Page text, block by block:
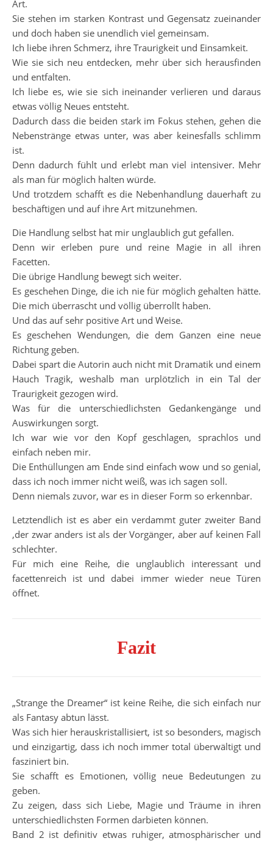
Art.
Sie stehen im starken Kontrast und Gegensatz zueinander
und doch haben sie unendlich viel gemeinsam.
Ich liebe ihren Schmerz, ihre Traurigkeit und Einsamkeit.
Wie sie sich neu entdecken, mehr über sich herausfinden
und entfalten.
Ich liebe es, wie sie sich ineinander verlieren und daraus
etwas völlig Neues entsteht.
Dadurch dass die beiden stark im Fokus stehen, gehen die
Nebenstränge etwas unter, was aber keinesfalls schlimm
ist.
Denn dadurch fühlt und erlebt man viel intensiver. Mehr
als man für möglich halten würde.
Und trotzdem schafft es die Nebenhandlung dauerhaft zu
beschäftigen und auf ihre Art mitzunehmen.
Die Handlung selbst hat mir unglaublich gut gefallen.
Denn wir erleben pure und reine Magie in all ihren
Facetten.
Die übrige Handlung bewegt sich weiter.
Es geschehen Dinge, die ich nie für möglich gehalten hätte.
Die mich überrascht und völlig überrollt haben.
Und das auf sehr positive Art und Weise.
Es geschehen Wendungen, die dem Ganzen eine neue
Richtung geben.
Dabei spart die Autorin auch nicht mit Dramatik und einem
Hauch Tragik, weshalb man urplötzlich in ein Tal der
Traurigkeit gezogen wird.
Was für die unterschiedlichsten Gedankengänge und
Auswirkungen sorgt.
Ich war wie vor den Kopf geschlagen, sprachlos und
einfach neben mir.
Die Enthüllungen am Ende sind einfach wow und so genial,
dass ich noch immer nicht weiß, was ich sagen soll.
Denn niemals zuvor, war es in dieser Form so erkennbar.
Letztendlich ist es aber ein verdammt guter zweiter Band
,der zwar anders ist als der Vorgänger, aber auf keinen Fall
schlechter.
Für mich eine Reihe, die unglaublich interessant und
facettenreich ist und dabei immer wieder neue Türen
öffnet.
Fazit
„Strange the Dreamer“ ist keine Reihe, die sich einfach nur
als Fantasy abtun lässt.
Was sich hier herauskristallisiert, ist so besonders, magisch
und einzigartig, dass ich noch immer total überwältigt und
fasziniert bin.
Sie schafft es Emotionen, völlig neue Bedeutungen zu
geben.
Zu zeigen, dass sich Liebe, Magie und Träume in ihren
unterschiedlichsten Formen darbieten können.
Band 2 ist definitiv etwas ruhiger, atmosphärischer und